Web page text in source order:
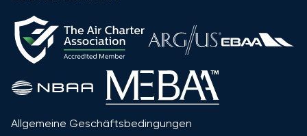
Allgemeine Geschäftsbedingungen